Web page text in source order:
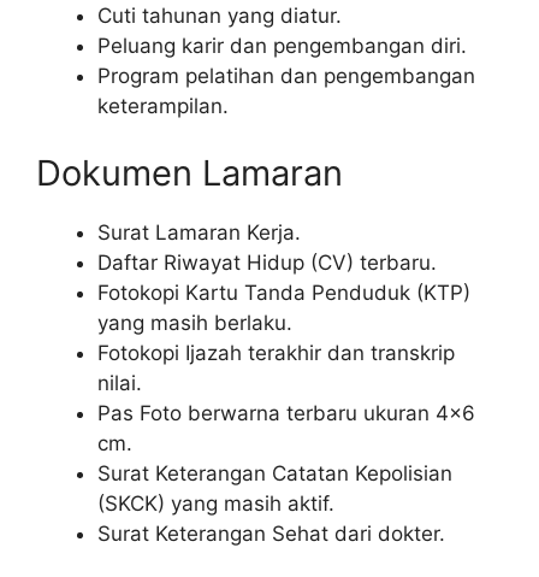
Cuti tahunan yang diatur.
Peluang karir dan pengembangan diri.
Program pelatihan dan pengembangan
keterampilan.
Dokumen Lamaran
Surat Lamaran Kerja.
Daftar Riwayat Hidup (CV) terbaru.
Fotokopi Kartu Tanda Penduduk (KTP)
yang masih berlaku.
Fotokopi Ijazah terakhir dan transkrip
nilai.
Pas Foto berwarna terbaru ukuran 4×6
cm.
Surat Keterangan Catatan Kepolisian
(SKCK) yang masih aktif.
Surat Keterangan Sehat dari dokter.